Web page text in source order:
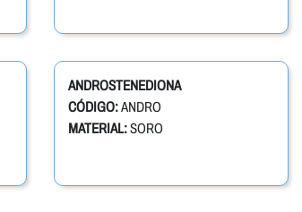
ANDROSTENEDIONA
CÓDIGO:ANDRO
MATERIAL:SORO